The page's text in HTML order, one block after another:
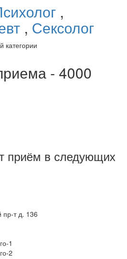
,
, Сексолог
категории
- 4000
приём в следующих
пр-т д. 136
1
2